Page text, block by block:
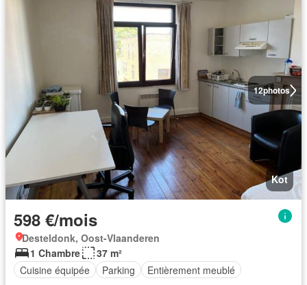
12photos
Kot
598 €/mois
Desteldonk, Oost-Vlaanderen
1 Chambre
37 m²
Cuisine équipée
Parking Entièrement meublé